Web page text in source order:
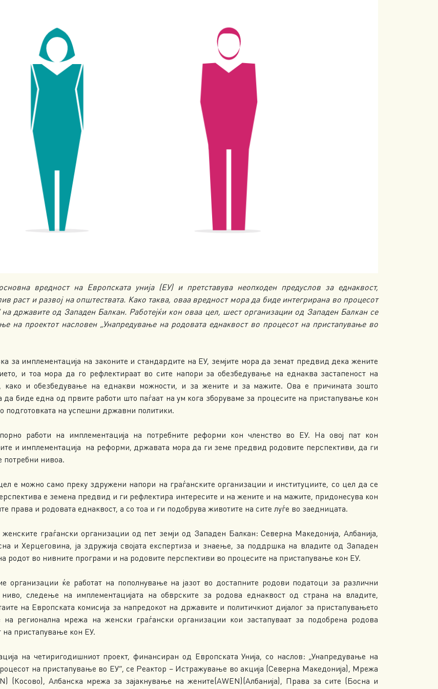
вредност на Европската унија (ЕУ) и претставува неопходен предуслов за еднаквост,
раст и развој на општествата. Како таква, оваа вредност мора да биде интегрирана во процесот
државите од Западен Балкан. Работејќи кон оваа цел, шест организации од Западен Балкан се
на проектот насловен „Унапредување на родовата еднаквост во процесот на пристапување во
за имплементација на законите и стандардите на ЕУ, земјите мора да земат предвид дека жените
и тоа мора да го рефлектираат во сите напори за обезбедување на еднаква застапеност на
како и обезбедување на еднакви можности, и за жените и за мажите. Ова е причината зошто
да биде една од првите работи што паѓаат на ум кога зборуваме за процесите на пристапување кон
подготовката на успешни државни политики.
работи на имплементација на потребните реформи кон членство во ЕУ. На овој пат кон
и имплементација на реформи, државата мора да ги земе предвид родовите перспективи, да ги
потребни нивоа.
е можно само преку здружени напори на граѓанските организации и институциите, со цел да се
е земена предвид и ги рефлектира интересите и на жените и на мажите, придонесува кон
права и родовата еднаквост, а со тоа и ги подобрува животите на сите луѓе во заедницата.
граѓански организации од пет земји од Западен Балкан: Северна Македонија, Албанија,
и Херцеговина, ја здружија својата експертиза и знаење, за поддршка на владите од Западен
родот во нивните програми и на родовите перспективи во процесите на пристапување кон ЕУ.
организации ќе работат на пополнување на јазот во достапните родови податоци за различни
следење на имплементацијата на обврските за родова еднаквост од страна на владите,
на Европската комисија за напредокот на државите и политичкиот дијалог за пристапувањето
регионална мрежа на женски граѓански организации кои застапуваат за подобрена родова
на пристапување кон ЕУ.
на четиригодишниот проект, финансиран од Европската Унија, со наслов: „Унапредување на
на пристапување во ЕУ“, се Реактор – Истражување во акција (Северна Македонија), Мрежа
(Косово), Албанска мрежа за зајакнување на жените(AWEN)(Албанија), Права за сите (Босна и